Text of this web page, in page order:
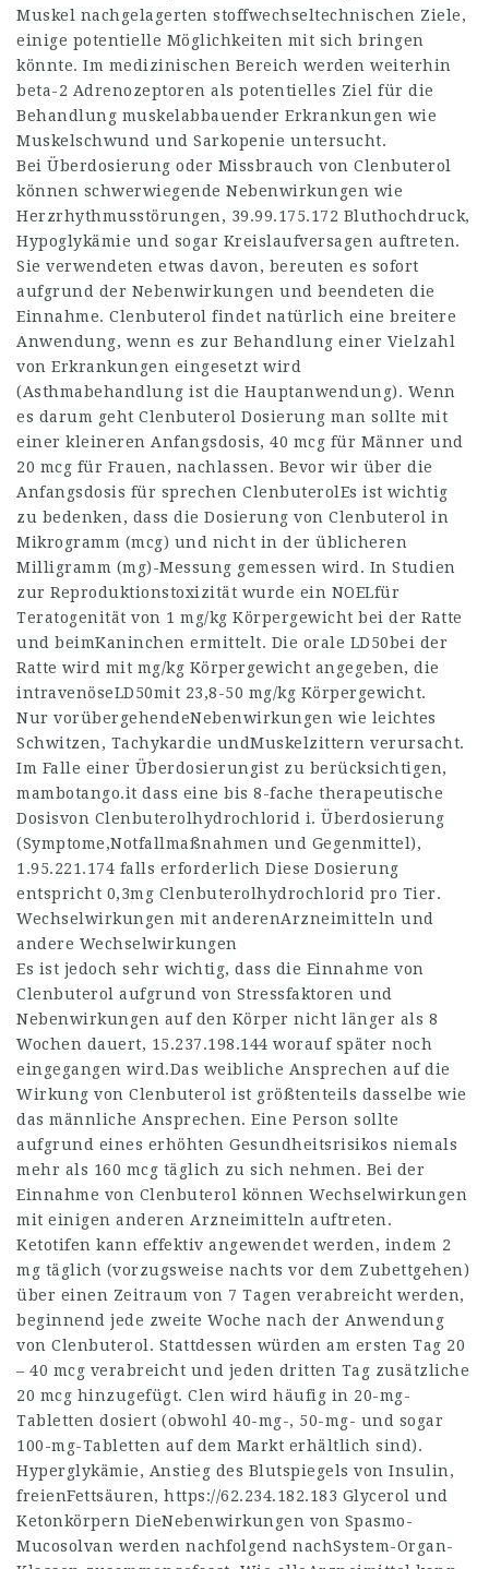
Muskel nachgelagerten stoffwechseltechnischen Ziele,
einige potentielle Möglichkeiten mit sich bringen
könnte. Im medizinischen Bereich werden weiterhin
beta-2 Adrenozeptoren als potentielles Ziel für die
Behandlung muskelabbauender Erkrankungen wie
Muskelschwund und Sarkopenie untersucht.
Bei Überdosierung oder Missbrauch von Clenbuterol
können schwerwiegende Nebenwirkungen wie
Herzrhythmusstörungen, 39.99.175.172 Bluthochdruck,
Hypoglykämie und sogar Kreislaufversagen auftreten.
Sie verwendeten etwas davon, bereuten es sofort
aufgrund der Nebenwirkungen und beendeten die
Einnahme. Clenbuterol findet natürlich eine breitere
Anwendung, wenn es zur Behandlung einer Vielzahl
von Erkrankungen eingesetzt wird
(Asthmabehandlung ist die Hauptanwendung). Wenn
es darum geht Clenbuterol Dosierung man sollte mit
einer kleineren Anfangsdosis, 40 mcg für Männer und
20 mcg für Frauen, nachlassen. Bevor wir über die
Anfangsdosis für sprechen ClenbuterolEs ist wichtig
zu bedenken, dass die Dosierung von Clenbuterol in
Mikrogramm (mcg) und nicht in der üblicheren
Milligramm (mg)-Messung gemessen wird. In Studien
zur Reproduktionstoxizität wurde ein NOELfür
Teratogenität von 1 mg/kg Körpergewicht bei der Ratte
und beimKaninchen ermittelt. Die orale LD50bei der
Ratte wird mit mg/kg Körpergewicht angegeben, die
intravenöseLD50mit 23,8-50 mg/kg Körpergewicht.
Nur vorübergehendeNebenwirkungen wie leichtes
Schwitzen, Tachykardie undMuskelzittern verursacht.
Im Falle einer Überdosierungist zu berücksichtigen,
mambotango.it dass eine bis 8-fache therapeutische
Dosisvon Clenbuterolhydrochlorid i. Überdosierung
(Symptome,Notfallmaßnahmen und Gegenmittel),
1.95.221.174 falls erforderlich Diese Dosierung
entspricht 0,3mg Clenbuterolhydrochlorid pro Tier.
Wechselwirkungen mit anderenArzneimitteln und
andere Wechselwirkungen
Es ist jedoch sehr wichtig, dass die Einnahme von
Clenbuterol aufgrund von Stressfaktoren und
Nebenwirkungen auf den Körper nicht länger als 8
Wochen dauert, 15.237.198.144 worauf später noch
eingegangen wird.Das weibliche Ansprechen auf die
Wirkung von Clenbuterol ist größtenteils dasselbe wie
das männliche Ansprechen. Eine Person sollte
aufgrund eines erhöhten Gesundheitsrisikos niemals
mehr als 160 mcg täglich zu sich nehmen. Bei der
Einnahme von Clenbuterol können Wechselwirkungen
mit einigen anderen Arzneimitteln auftreten.
Ketotifen kann effektiv angewendet werden, indem 2
mg täglich (vorzugsweise nachts vor dem Zubettgehen)
über einen Zeitraum von 7 Tagen verabreicht werden,
beginnend jede zweite Woche nach der Anwendung
von Clenbuterol. Stattdessen würden am ersten Tag 20
– 40 mcg verabreicht und jeden dritten Tag zusätzliche
20 mcg hinzugefügt. Clen wird häufig in 20-mg-
Tabletten dosiert (obwohl 40-mg-, 50-mg- und sogar
100-mg-Tabletten auf dem Markt erhältlich sind).
Hyperglykämie, Anstieg des Blutspiegels von Insulin,
freienFettsäuren, https://62.234.182.183 Glycerol und
Ketonkörpern DieNebenwirkungen von Spasmo-
Mucosolvan werden nachfolgend nachSystem-Organ-